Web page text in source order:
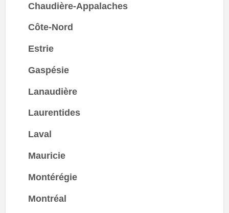
Chaudière-Appalaches
Côte-Nord
Estrie
Gaspésie
Lanaudière
Laurentides
Laval
Mauricie
Montérégie
Montréal